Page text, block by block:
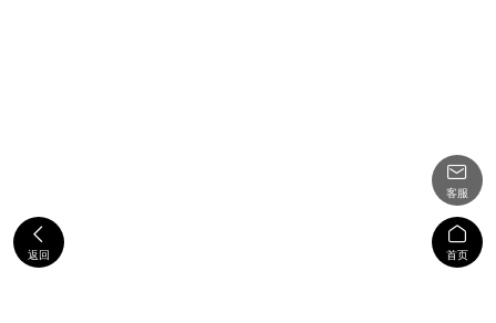

返回

客服

首页